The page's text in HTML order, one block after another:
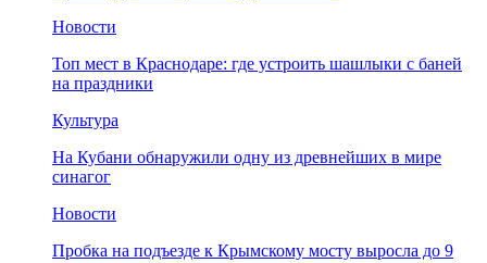
Новости
Топ мест в Краснодаре: где устроить шашлыки с баней
на праздники
Культура
На Кубани обнаружили одну из древнейших в мире
синагог
Новости
Пробка на подъезде к Крымскому мосту выросла до 9